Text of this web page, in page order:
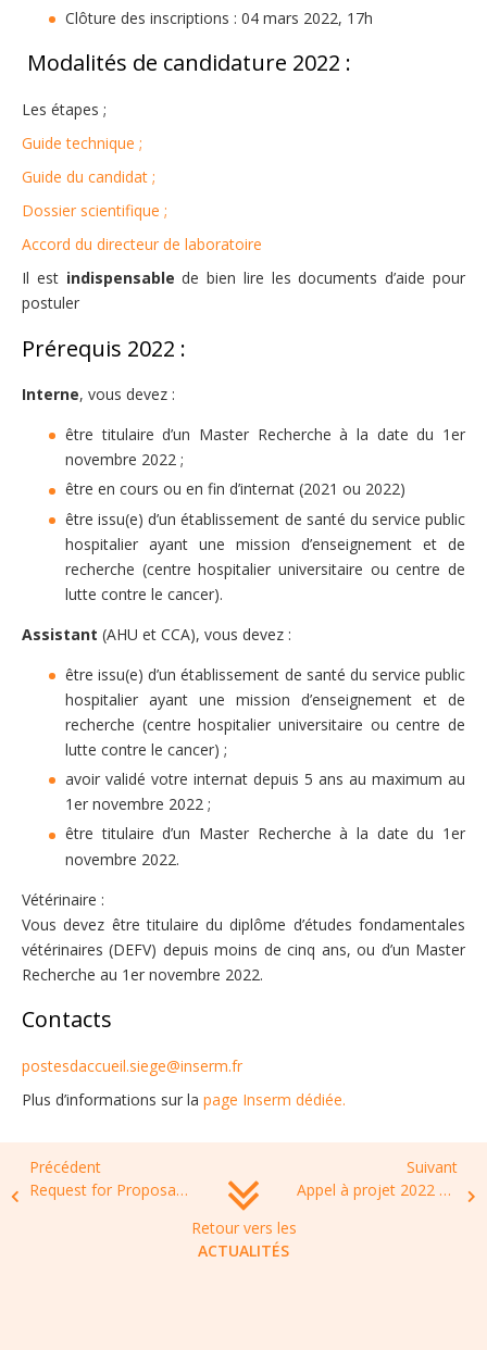
Clôture des inscriptions : 04 mars 2022, 17h
Modalités de candidature 2022 :
Les étapes ;
Guide technique ;
Guide du candidat ;
Dossier scientifique ;
Accord du directeur de laboratoire​​
Il est indispensable de bien lire les documents d’aide pour
postuler
Prérequis 2022 :​
Interne, vous devez :
​​être titulaire d’un Master Recherche à la date du 1er
novembre 2022 ;
être en cours ou en fin d’internat (2021 ou 2022)
être issu(e) d’un établissement de santé du service public
hospitalier ayant une mission d’enseignement et de
recherche (centre hospitalier universitaire ou centre de
lutte contre le cancer).
Assistant (AHU et CCA), vous devez :
être issu(e) d’un établissement de santé du service public
hospitalier ayant une mission d’enseignement et de
recherche (centre hospitalier universitaire ou centre de
lutte contre le cancer) ;
avoir validé ​votre internat depuis 5 ans au maximum au
1er novembre 2022 ;
être titulaire d’un Master Recherche à la date du 1er
novembre 2022.
​Vétérinaire :
​​​Vous devez être titulaire du diplôme d’études fondamentales
vétérinaires (DEFV) depuis moins de cinq ans, ou d’un Master
Recherche au 1er novembre 2022.​
​Contacts
postesdaccueil.siege@inserm.fr
Plus d’informations sur la page Inserm dédiée.
Précédent
Request for Proposals: Pfizer and BSAC announce joint programme to establish Antimicrobial Stewardship (AMS) Centres of Excellence
Suivant
Appel à projet 2022 de la Fondation pour la recherche médicale : Amorçage de jeunes équipes
Retour vers les
ACTUALITÉS